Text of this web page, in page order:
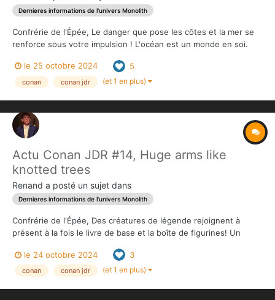
Dernieres informations de l'univers Monolith
Confrérie de l'Épée, Le danger que pose les côtes et la mer se
renforce sous votre impulsion ! L'océan est un monde en soi.
créatures défiant l’imagination. On y trouve des civilisations
englouties, jadis...
le 25 octobre 2024 5
conan conan jdr (et 1 en plus)
Actu Conan JDR #14, Huge arms like
knotted trees
Renand a posté un sujet dans
Dernieres informations de l'univers Monolith
Confrérie de l'Épée, Des créatures de légende rejoignent à
présent à la fois le livre de base et la boîte de figurines! Un
terrible vestige des origines de l’humanité. L’Homme-singe est
tout cela et plus encore...
le 24 octobre 2024 3
conan conan jdr (et 1 en plus)